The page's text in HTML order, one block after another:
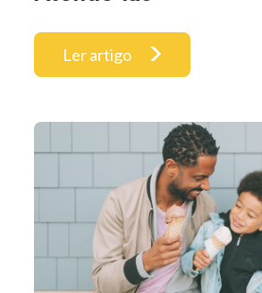
Ler artigo